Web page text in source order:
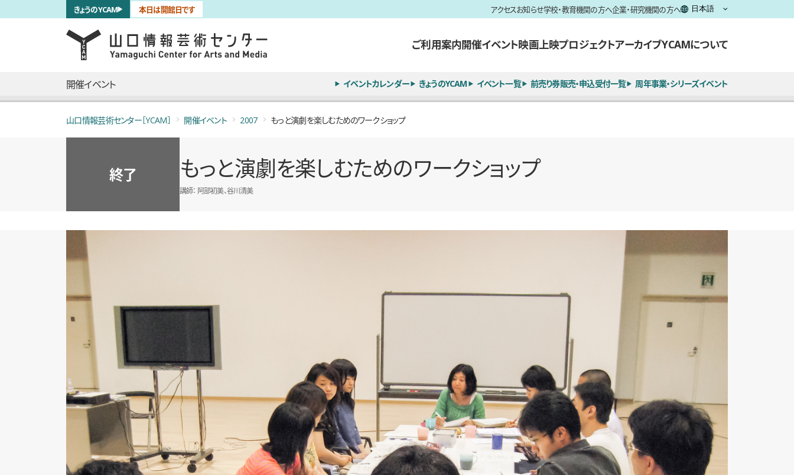
skip to main content 本日は開館日です
きょうのYCAM アクセスお知らせ学校・教育機関の方へ企業・研究機関の方へ
言語を切り替える
メインナビゲーション
ご利用案内開催イベント映画上映プロジェクトアーカイブYCAMについて
開催イベント イベントカレンダー きょうのYCAM イベント一覧 前売り券販売・申込受付一覧 周年事業・シリーズイベント
山口情報芸術センター［YCAM］ 開催イベント 2007 もっと演劇を楽しむためのワークショップ
終了 もっと演劇を楽しむためのワークショップ
講師 阿部初美、谷川清美
全15枚のうち、1枚目のスライド